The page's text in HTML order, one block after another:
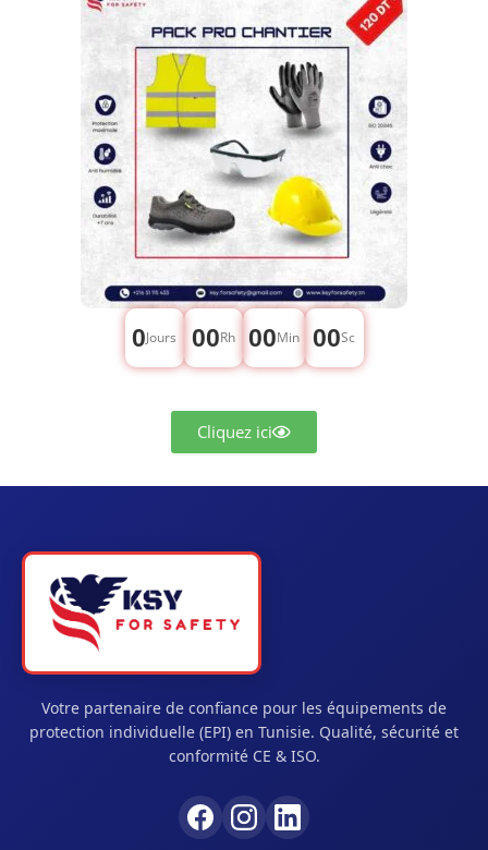
0Jours 00Rh 00Min 00Sc
Cliquez ici
Votre partenaire de confiance pour les équipements de
protection individuelle (EPI) en Tunisie. Qualité, sécurité et
conformité CE & ISO.